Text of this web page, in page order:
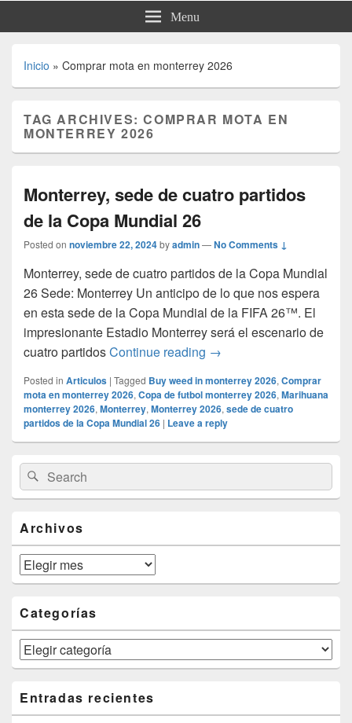
Menu
Inicio » Comprar mota en monterrey 2026
TAG ARCHIVES:COMPRAR MOTA EN
MONTERREY 2026
Monterrey, sede de cuatro partidos
de la Copa Mundial 26
Posted on noviembre 22, 2024byadmin—No Comments ↓
Monterrey, sede de cuatro partidos de la Copa Mundial
26 Sede: Monterrey Un anticipo de lo que nos espera
en esta sede de la Copa Mundial de la FIFA 26™. El
impresionante Estadio Monterrey será el escenario de
cuatro partidosContinue reading Monterrey, sede de
→
Posted in Articulos | Tagged Buy weed in monterrey 2026, Comprar
mota en monterrey 2026, Copa de futbol monterrey 2026, Marihuana
monterrey 2026, Monterrey, Monterrey 2026, sede de cuatro
partidos de la Copa Mundial 26 | Leave a reply
Primary
Sidebar
Widget
Area
Search
for:
Search
Archivos
Archivos
Categorías
Categorías
Entradas recientes